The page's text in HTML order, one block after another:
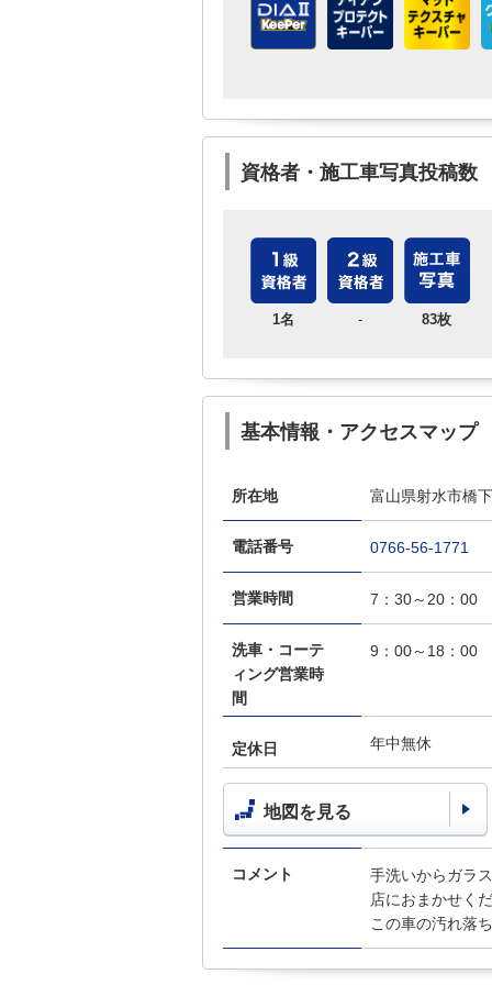
資格者・施工車写真投稿数
1名 - 83枚
基本情報・アクセスマップ
所在地 富山県射水市橋
電話番号 0766-56-1771
営業時間 7：30～20：00
洗車・コーテ
ィング営業時
間
9：00～18：00
定休日 年中無休
地図を見る
コメント
手洗いからガラ
店におまかせく
この車の汚れ落